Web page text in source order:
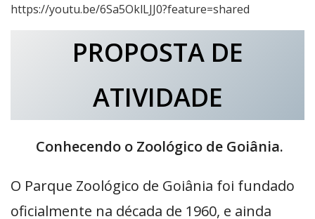
https://youtu.be/6Sa5OklLJJ0?feature=shared
PROPOSTA DE
ATIVIDADE
Conhecendo o Zoológico de Goiânia.
O Parque Zoológico de Goiânia foi fundado
oficialmente na década de 1960, e ainda